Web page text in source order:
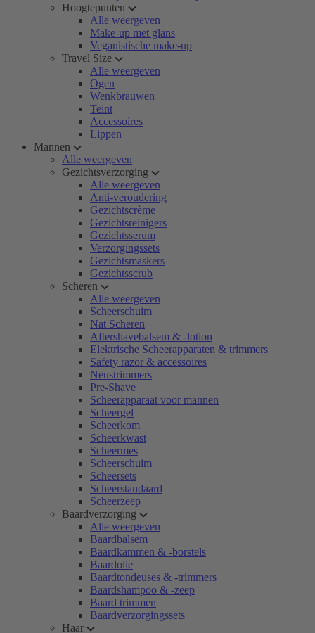
Hoogtepunten
Alle weergeven
Make-up met glans
Veganistische make-up
Travel Size
Alle weergeven
Ogen
Wenkbrauwen
Teint
Accessoires
Lippen
Mannen
Alle weergeven
Gezichtsverzorging
Alle weergeven
Anti-veroudering
Gezichtscrème
Gezichtsreinigers
Gezichtsserum
Verzorgingssets
Gezichtsmaskers
Gezichtsscrub
Scheren
Alle weergeven
Scheerschuim
Nat Scheren
Aftershavebalsem & -lotion
Elektrische Scheerapparaten & trimmers
Safety razor & accessoires
Neustrimmers
Pre-Shave
Scheerapparaat voor mannen
Scheergel
Scheerkom
Scheerkwast
Scheermes
Scheerschuim
Scheersets
Scheerstandaard
Scheerzeep
Baardverzorging
Alle weergeven
Baardbalsem
Baardkammen & -borstels
Baardolie
Baardtondeuses & -trimmers
Baardshampoo & -zeep
Baard trimmen
Baardverzorgingssets
Haar